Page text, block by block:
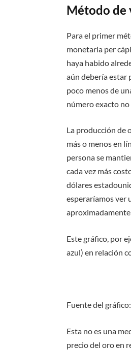
Método de
Para el primer
monetaria per
haya habido
aún debería estar
poco menos de
número exacto
La producción de
más o menos en
persona se
cada vez más
dólares
esperaríamos ver
Este gráfico, por
azul) en relación
Fuente del
Esta no es una
precio del oro en